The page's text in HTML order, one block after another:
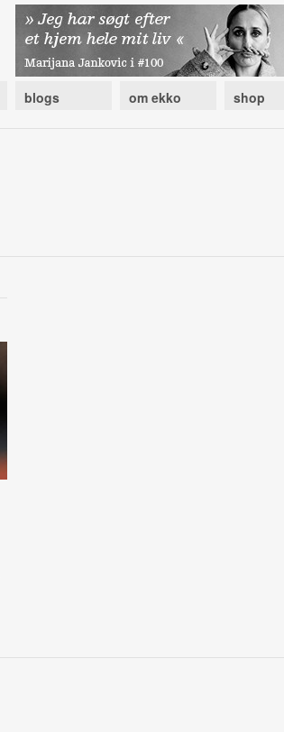
blogs om ekko shop